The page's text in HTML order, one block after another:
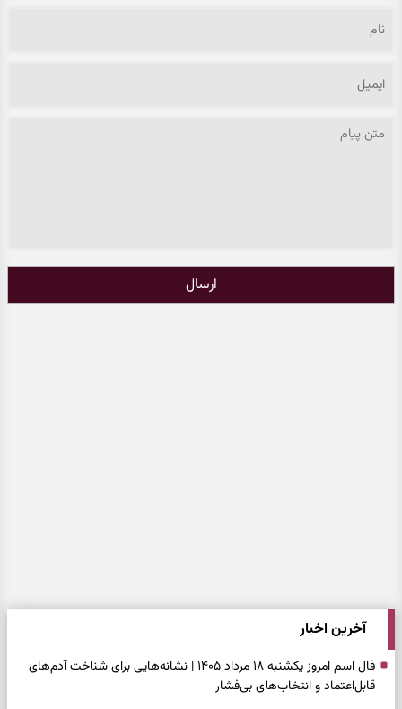
ارسال
آخرین اخبار
فال اسم امروز یکشنبه ۱۸ مرداد ۱۴۰۵ | نشانه‌هایی برای شناخت آدم‌های
قابل‌اعتماد و انتخاب‌های بی‌فشار